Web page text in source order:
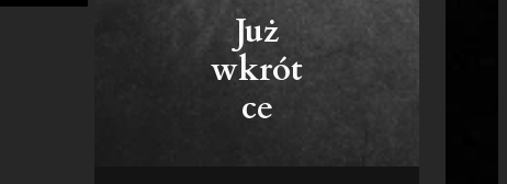
Już
wkrót
ce